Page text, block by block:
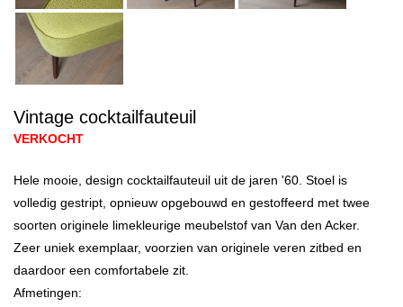
Vintage cocktailfauteuil
VERKOCHT
Hele mooie, design cocktailfauteuil uit de jaren '60. Stoel is
volledig gestript, opnieuw opgebouwd en gestoffeerd met twee
soorten originele limekleurige meubelstof van Van den Acker.
Zeer uniek exemplaar, voorzien van originele veren zitbed en
daardoor een comfortabele zit.
Afmetingen: